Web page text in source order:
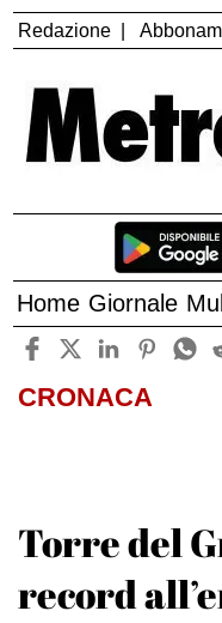
Redazione
Home Giornale
CRONACA
Torre del
record